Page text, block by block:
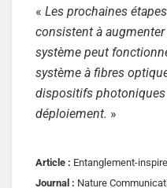
« Les prochaines
consistent à
système peut
système à fibres
dispositifs
déploiement. »
Article : Entanglement-
Journal : Nature